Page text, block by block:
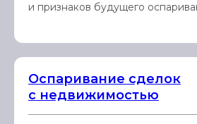
и признаков будущего
Оспаривание сделок
с недвижимостью